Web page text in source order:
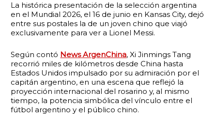
La histórica presentación de la selección argentina
en el Mundial 2026, el 16 de junio en Kansas City, dejó
entre sus postales la de un joven chino que viajó
exclusivamente para ver a Lionel Messi.
Según contó News ArgenChina, Xi Jinmings Tang
recorrió miles de kilómetros desde China hasta
Estados Unidos impulsado por su admiración por el
capitán argentino, en una escena que reflejó la
proyección internacional del rosarino y, al mismo
tiempo, la potencia simbólica del vínculo entre el
fútbol argentino y el público chino.